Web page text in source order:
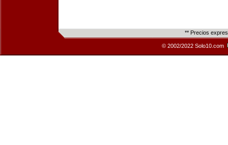
** Precios
© 2002/2022 Solo10.com